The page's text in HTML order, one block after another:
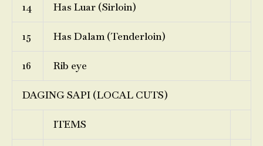
14 Has Luar (Sirloin)
15 Has Dalam (Tenderloin)
16 Rib eye
DAGING SAPI (LOCAL CUTS)
ITEMS